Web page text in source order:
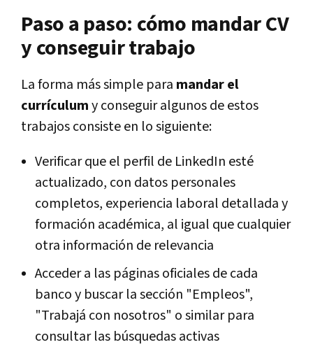
Paso a paso: cómo mandar CV
y conseguir trabajo
La forma más simple para mandar el
currículumy conseguir algunos de estos
trabajos consiste en lo siguiente:
Verificar que el perfil de LinkedIn esté
actualizado, con datos personales
completos, experiencia laboral detallada y
formación académica, al igual que cualquier
otra información de relevancia
Acceder a las páginas oficiales de cada
banco y buscar la sección "Empleos",
"Trabajá con nosotros" o similar para
consultar las búsquedas activas